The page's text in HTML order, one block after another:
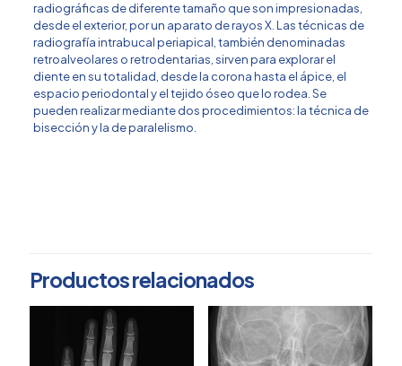
radiográficas de diferente tamaño que son impresionadas,
desde el exterior, por un aparato de rayos X. Las técnicas de
radiografía intrabucal periapical, también denominadas
retroalveolares o retrodentarias, sirven para explorar el
diente en su totalidad, desde la corona hasta el ápice, el
espacio periodontal y el tejido óseo que lo rodea. Se
pueden realizar mediante dos procedimientos: la técnica de
bisección y la de paralelismo.
Productos relacionados